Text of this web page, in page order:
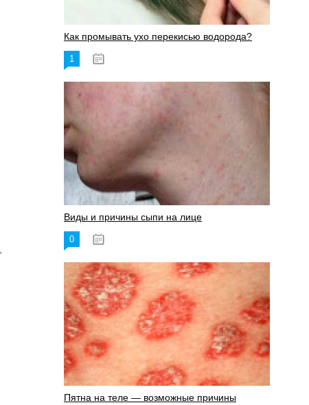
Как промывать ухо перекисью водорода?
1
Виды и причины сыпи на лице
0
Пятна на теле — возможные причины